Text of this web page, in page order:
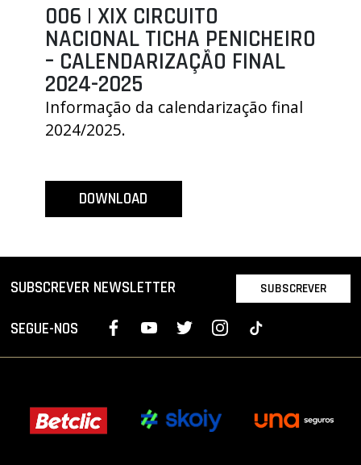
AGENDA
SELEÇÕES
MINIBASQUETE
ÁREA TÉCNICA
PROJETOS
LIGA BETCLIC FEMININA
006 | XIX CIRCUITO
NACIONAL TICHA PENICHEIRO
– CALENDARIZAÇÃO FINAL
2024-2025
Informação da calendarização final
2024/2025.
DOWNLOAD
SUBSCREVER NEWSLETTER SUBSCREVER
SEGUE-NOS